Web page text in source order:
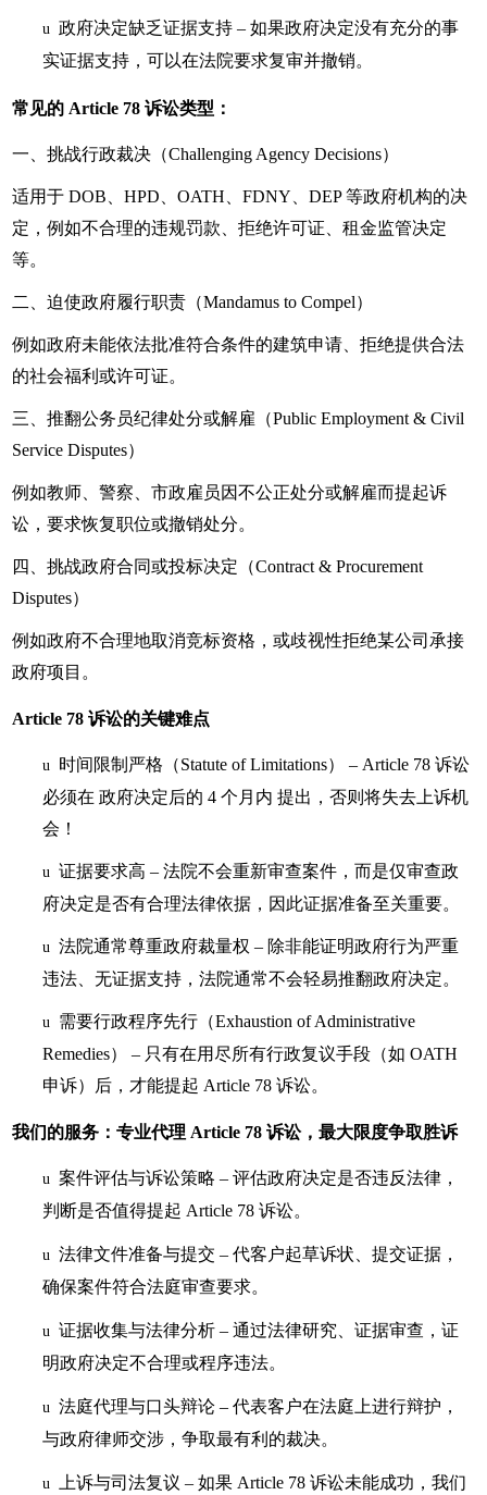
u 政府决定缺乏证据支持 – 如果政府决定没有充分的事
实证据支持，可以在法院要求复审并撤销。
常见的 Article 78 诉讼类型：
一、挑战行政裁决（Challenging Agency Decisions）
适用于 DOB、HPD、OATH、FDNY、DEP 等政府机构的决
定，例如不合理的违规罚款、拒绝许可证、租金监管决定
等。
二、迫使政府履行职责（Mandamus to Compel）
例如政府未能依法批准符合条件的建筑申请、拒绝提供合法
的社会福利或许可证。
三、推翻公务员纪律处分或解雇（Public Employment & Civil
Service Disputes）
例如教师、警察、市政雇员因不公正处分或解雇而提起诉
讼，要求恢复职位或撤销处分。
四、挑战政府合同或投标决定（Contract & Procurement
Disputes）
例如政府不合理地取消竞标资格，或歧视性拒绝某公司承接
政府项目。
Article 78 诉讼的关键难点
u
时间限制严格（Statute of Limitations） – Article 78 诉讼
必须在 政府决定后的 4 个月内 提出，否则将失去上诉机
会！
u
证据要求高 – 法院不会重新审查案件，而是仅审查政
府决定是否有合理法律依据，因此证据准备至关重要。
u
法院通常尊重政府裁量权 – 除非能证明政府行为严重
违法、无证据支持，法院通常不会轻易推翻政府决定。
u
需要行政程序先行（Exhaustion of Administrative
Remedies） – 只有在用尽所有行政复议手段（如 OATH
申诉）后，才能提起 Article 78 诉讼。
我们的服务：专业代理 Article 78 诉讼，最大限度争取胜诉
u 案件评估与诉讼策略 – 评估政府决定是否违反法律，
判断是否值得提起 Article 78 诉讼。
u 法律文件准备与提交 – 代客户起草诉状、提交证据，
确保案件符合法庭审查要求。
u 证据收集与法律分析 – 通过法律研究、证据审查，证
明政府决定不合理或程序违法。
u 法庭代理与口头辩论 – 代表客户在法庭上进行辩护，
与政府律师交涉，争取最有利的裁决。
u 上诉与司法复议 – 如果 Article 78 诉讼未能成功，我们